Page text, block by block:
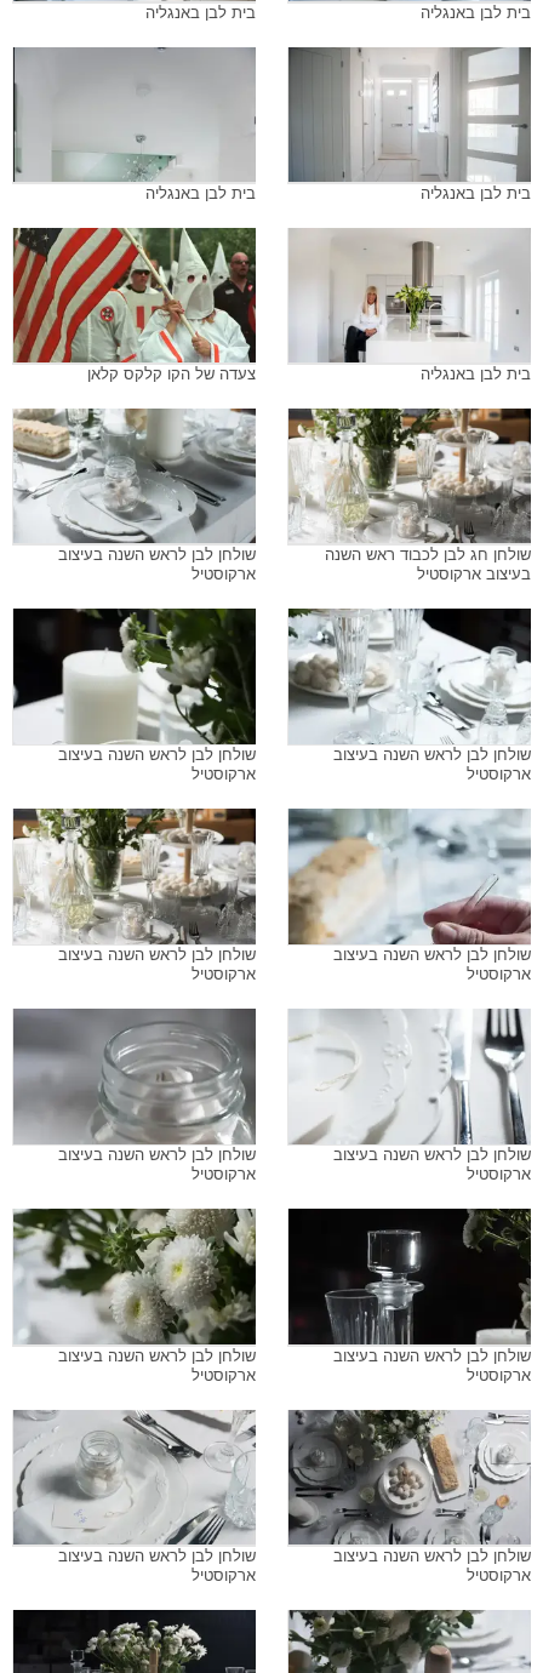
בית לבן באנגליה בית לבן באנגליה
בית לבן באנגליה בית לבן באנגליה
בית לבן באנגליה צעדה של הקו קלקס קלאן
שולחן חג לבן לכבוד ראש השנה
בעיצוב ארקוסטיל
שולחן לבן לראש השנה בעיצוב
ארקוסטיל
שולחן לבן לראש השנה בעיצוב
ארקוסטיל
שולחן לבן לראש השנה בעיצוב
ארקוסטיל
שולחן לבן לראש השנה בעיצוב
ארקוסטיל
שולחן לבן לראש השנה בעיצוב
ארקוסטיל
שולחן לבן לראש השנה בעיצוב
ארקוסטיל
שולחן לבן לראש השנה בעיצוב
ארקוסטיל
שולחן לבן לראש השנה בעיצוב
ארקוסטיל
שולחן לבן לראש השנה בעיצוב
ארקוסטיל
שולחן לבן לראש השנה בעיצוב
ארקוסטיל
שולחן לבן לראש השנה בעיצוב
ארקוסטיל